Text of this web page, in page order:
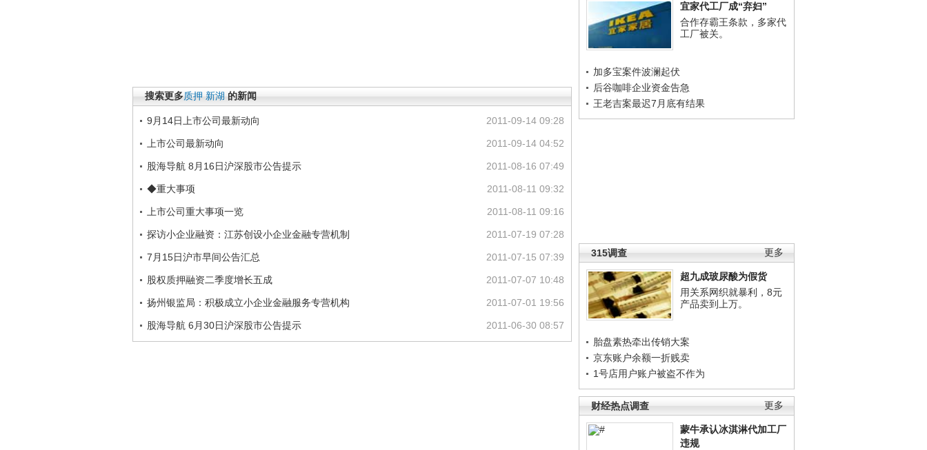
宜家代工厂成“弃妇”
合作存霸王条款，多家代
工厂被关。
加多宝案件波澜起伏
后谷咖啡企业资金告急
王老吉案最迟7月底有结果
更多
315调查
超九成玻尿酸为假货
用关系网织就暴利，8元
产品卖到上万。
胎盘素热牵出传销大案
京东账户余额一折贱卖
1号店用户账户被盗不作为
更多
财经热点调查
蒙牛承认冰淇淋代加工厂
违规
搜索更多质押 新湖 的新闻
2011-09-14 09:28
9月14日上市公司最新动向
2011-09-14 04:52
上市公司最新动向
2011-08-16 07:49
股海导航 8月16日沪深股市公告提示
2011-08-11 09:32
◆重大事项
2011-08-11 09:16
上市公司重大事项一览
2011-07-19 07:28
探访小企业融资：江苏创设小企业金融专营机制
2011-07-15 07:39
7月15日沪市早间公告汇总
2011-07-07 10:48
股权质押融资二季度增长五成
2011-07-01 19:56
扬州银监局：积极成立小企业金融服务专营机构
2011-06-30 08:57
股海导航 6月30日沪深股市公告提示